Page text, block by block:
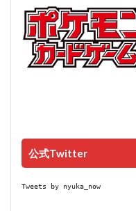
公式Twitter
Tweets by nyuka_now